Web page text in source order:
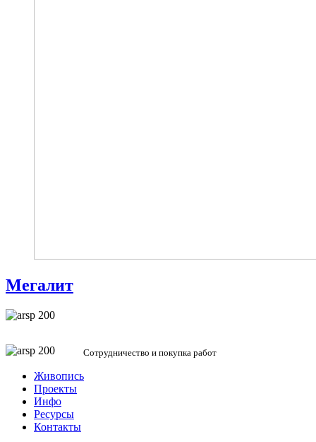
Мегалит
Сотрудничество и покупка работ
Живопись
Проекты
Инфо
Ресурсы
Контакты